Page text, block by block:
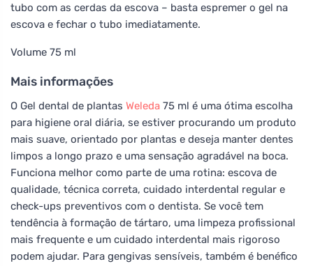
tubo com as cerdas da escova – basta espremer o gel na
escova e fechar o tubo imediatamente.
Volume 75 ml
Mais informações
O Gel dental de plantas Weleda 75 ml é uma ótima escolha
para higiene oral diária, se estiver procurando um produto
mais suave, orientado por plantas e deseja manter dentes
limpos a longo prazo e uma sensação agradável na boca.
Funciona melhor como parte de uma rotina: escova de
qualidade, técnica correta, cuidado interdental regular e
check-ups preventivos com o dentista. Se você tem
tendência à formação de tártaro, uma limpeza profissional
mais frequente e um cuidado interdental mais rigoroso
podem ajudar. Para gengivas sensíveis, também é benéfico